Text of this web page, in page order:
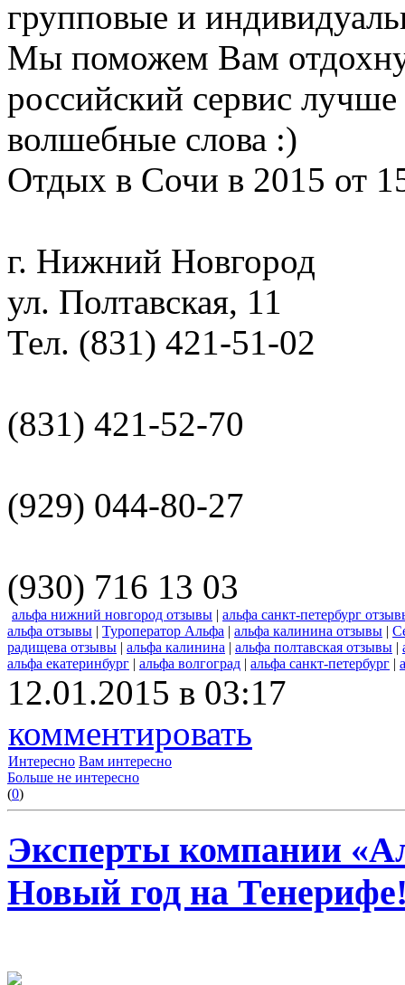
групповые и
Мы поможем Вам
российский сервис
волшебные слова :)
Отдых в Сочи в 2015 от
г. Нижний Новгород
ул. Полтавская, 11
Тел. (831) 421-51-02
(831) 421-52-70
(929) 044-80-27
(930) 716 13 03
альфа нижний новгород отзывы | альфа санкт-петербург
альфа отзывы | Туроператор Альфа | альфа калинина отзывы |
радищева отзывы | альфа калинина | альфа полтавская отзывы |
альфа екатеринбург | альфа волгоград | альфа санкт-петербург |
12.01.2015 в 03:17
комментировать
Интересно Вам интересно
Больше не интересно
(0)
Эксперты компании
Новый год на